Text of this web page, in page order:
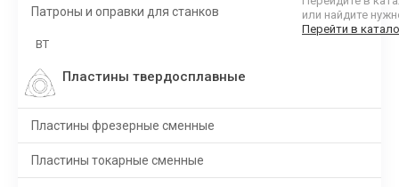
или найдите
Перейти в
Патроны и оправки для станков
BT
Пластины твердосплавные
Пластины фрезерные сменные
Пластины токарные сменные